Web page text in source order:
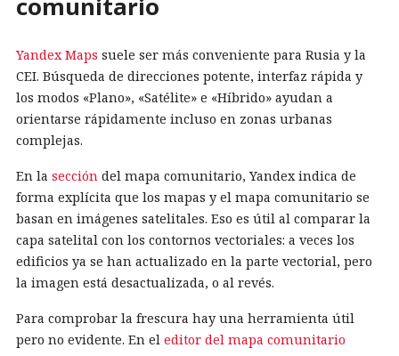
comunitario
Yandex Maps suele ser más conveniente para Rusia y la
CEI. Búsqueda de direcciones potente, interfaz rápida y
los modos «Plano», «Satélite» e «Híbrido» ayudan a
orientarse rápidamente incluso en zonas urbanas
complejas.
En la sección del mapa comunitario, Yandex indica de
forma explícita que los mapas y el mapa comunitario se
basan en imágenes satelitales. Eso es útil al comparar la
capa satelital con los contornos vectoriales: a veces los
edificios ya se han actualizado en la parte vectorial, pero
la imagen está desactualizada, o al revés.
Para comprobar la frescura hay una herramienta útil
pero no evidente. En el editor del mapa comunitario